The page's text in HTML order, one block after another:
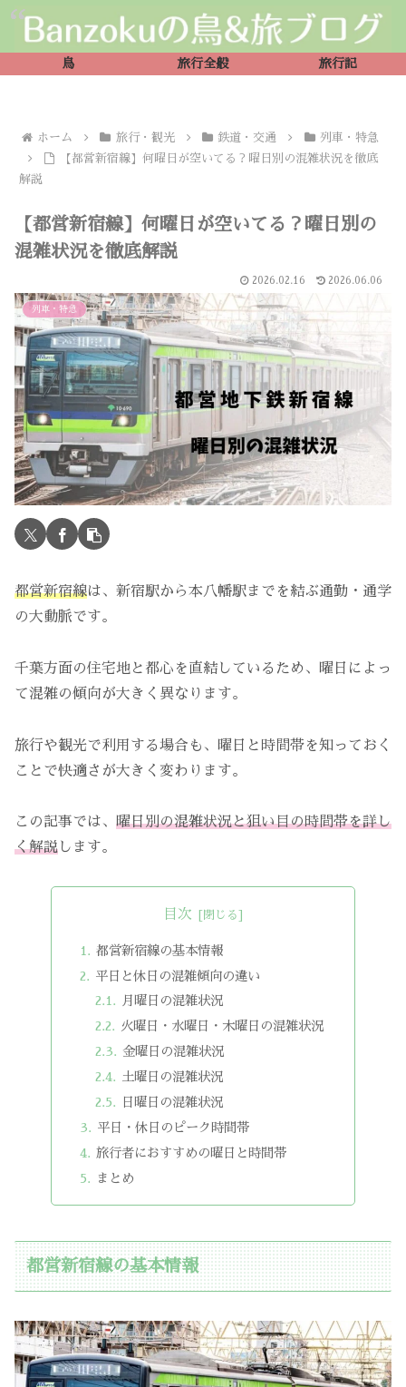
鳥 旅行全般 旅行記
ホーム 旅行・観光 鉄道・交通
列車・特急
【都営新宿線】何曜日が空いてる？曜日別の混雑状況を徹底
解説
【都営新宿線】何曜日が空いてる？曜日別の
混雑状況を徹底解説
2026.02.16 2026.06.06
列車・特急
都営新宿線は、新宿駅から本八幡駅までを結ぶ通勤・通学
の大動脈です。
千葉方面の住宅地と都心を直結しているため、曜日によっ
て混雑の傾向が大きく異なります。
旅行や観光で利用する場合も、曜日と時間帯を知っておく
ことで快適さが大きく変わります。
この記事では、 曜日別の混雑状況と狙い目の時間帯を詳し
く解説 します。
目次
都営新宿線の基本情報
平日と休日の混雑傾向の違い
月曜日の混雑状況
火曜日・水曜日・木曜日の混雑状況
金曜日の混雑状況
土曜日の混雑状況
日曜日の混雑状況
平日・休日のピーク時間帯
旅行者におすすめの曜日と時間帯
まとめ
都営新宿線の基本情報